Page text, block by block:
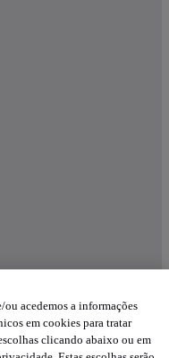
ou acedemos a informações
em cookies para tratar
clicando abaixo ou em